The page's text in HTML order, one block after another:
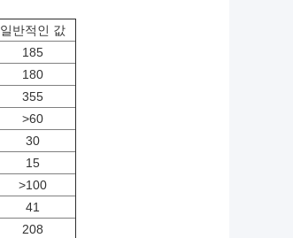
일반적인 값
185
180
355
>60
30
15
>100
41
208